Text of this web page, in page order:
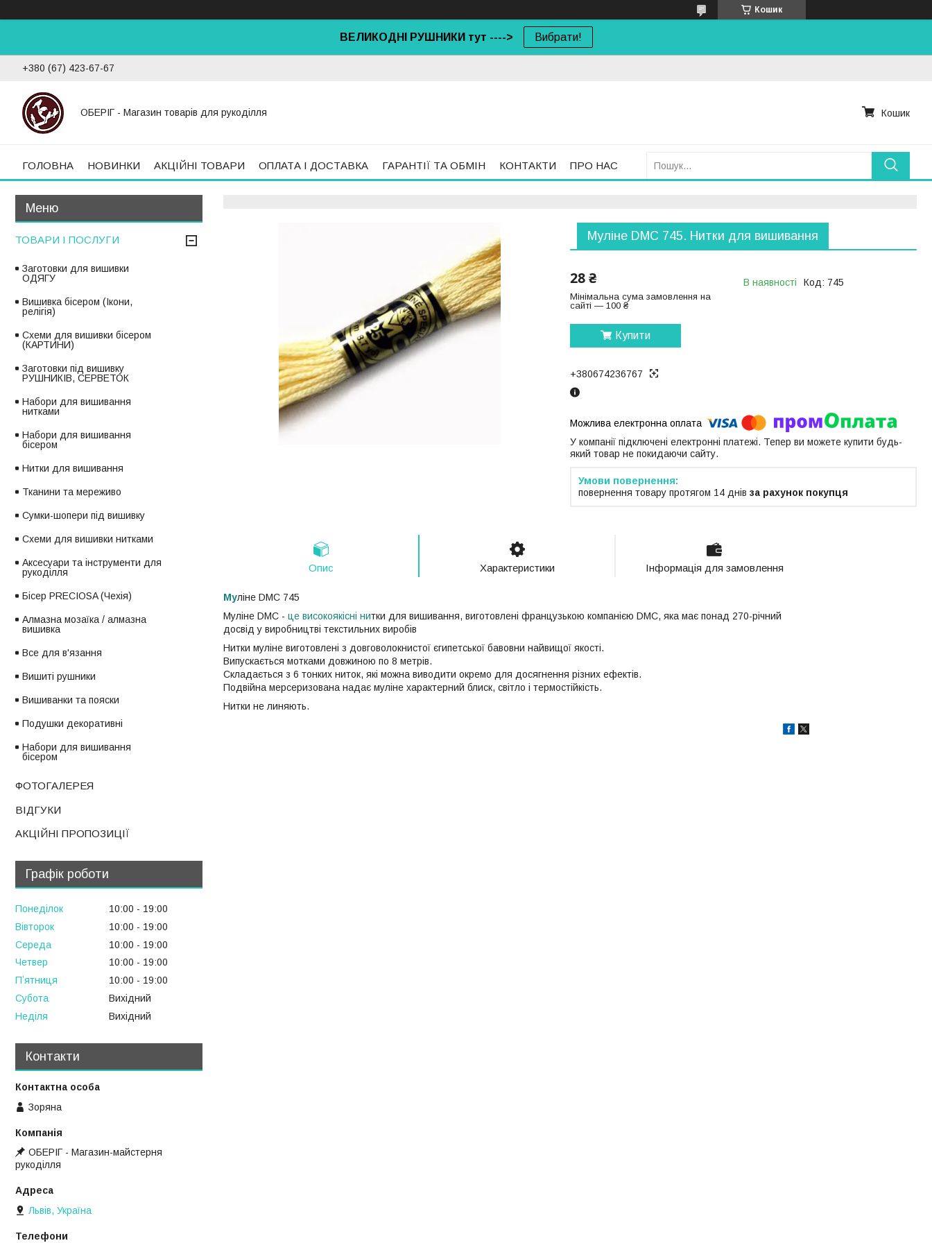
Кошик
ВЕЛИКОДНІ РУШНИКИ тут ----> Вибрати!
+380 (67) 423-67-67
ОБЕРІГ - Магазин товарів для рукоділля Кошик
ГОЛОВНА НОВИНКИ АКЦІЙНІ ТОВАРИ ОПЛАТА І ДОСТАВКА ГАРАНТІЇ ТА ОБМІН КОНТАКТИ ПРО НАС
Муліне DMC 745. Нитки для вишивання
28 ₴
Мінімальна сума замовлення на
сайті — 100 ₴
В наявності Код: 745
Купити
+380674236767
У компанії підключені електронні платежі. Тепер ви можете купити будь-
який товар не покидаючи сайту.
повернення товару протягом 14 днів за рахунок покупця
Опис Характеристики Інформація для замовлення
Муліне DMC 745
Муліне DMC - це високоякісні нитки для вишивання, виготовлені французькою компанією DMC, яка має понад 270-річний
досвід у виробництві текстильних виробів
Нитки муліне виготовлені з довговолокнистої єгипетської бавовни найвищої якості.
Випускається мотками довжиною по 8 метрів.
Складається з 6 тонких ниток, які можна виводити окремо для досягнення різних ефектів.
Подвійна мерсеризована надає муліне характерний блиск, світло і термостійкість.
Нитки не линяють.
ТОВАРИ І ПОСЛУГИ
Заготовки для вишивки
ОДЯГУ
Вишивка бісером (Ікони,
релігія)
Схеми для вишивки бісером
(КАРТИНИ)
Заготовки під вишивку
РУШНИКІВ, СЕРВЕТОК
Набори для вишивання
нитками
Набори для вишивання
бісером
Нитки для вишивання
Тканини та мереживо
Сумки-шопери під вишивку
Схеми для вишивки нитками
Аксесуари та інструменти для
рукоділля
Бісер PRECIOSA (Чехія)
Алмазна мозаїка / алмазна
вишивка
Все для в'язання
Вишиті рушники
Вишиванки та пояски
Подушки декоративні
Набори для вишивання
бісером
ФОТОГАЛЕРЕЯ
ВІДГУКИ
АКЦІЙНІ ПРОПОЗИЦІЇ
Графік роботи
Понеділок 10:00
19:00
Вівторок
10:00
19:00
Середа
10:00
19:00
Четвер
10:00
19:00
Пʼятниця
10:00
19:00
Субота
Вихідний
Неділя
Вихідний
Контакти
Зоряна
ОБЕРІГ - Магазин-майстерня
рукоділля
Львів, Україна